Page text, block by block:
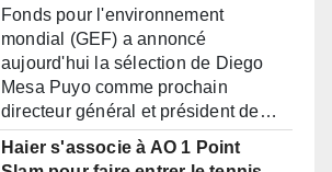
Fonds pour l'environnement
mondial (GEF) a annoncé
aujourd'hui la sélection de Diego
Mesa Puyo comme prochain
directeur général et président de…
Haier s'associe à AO 1 Point